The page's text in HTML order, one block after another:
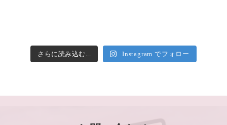
さらに読み込む... Instagram でフォロー